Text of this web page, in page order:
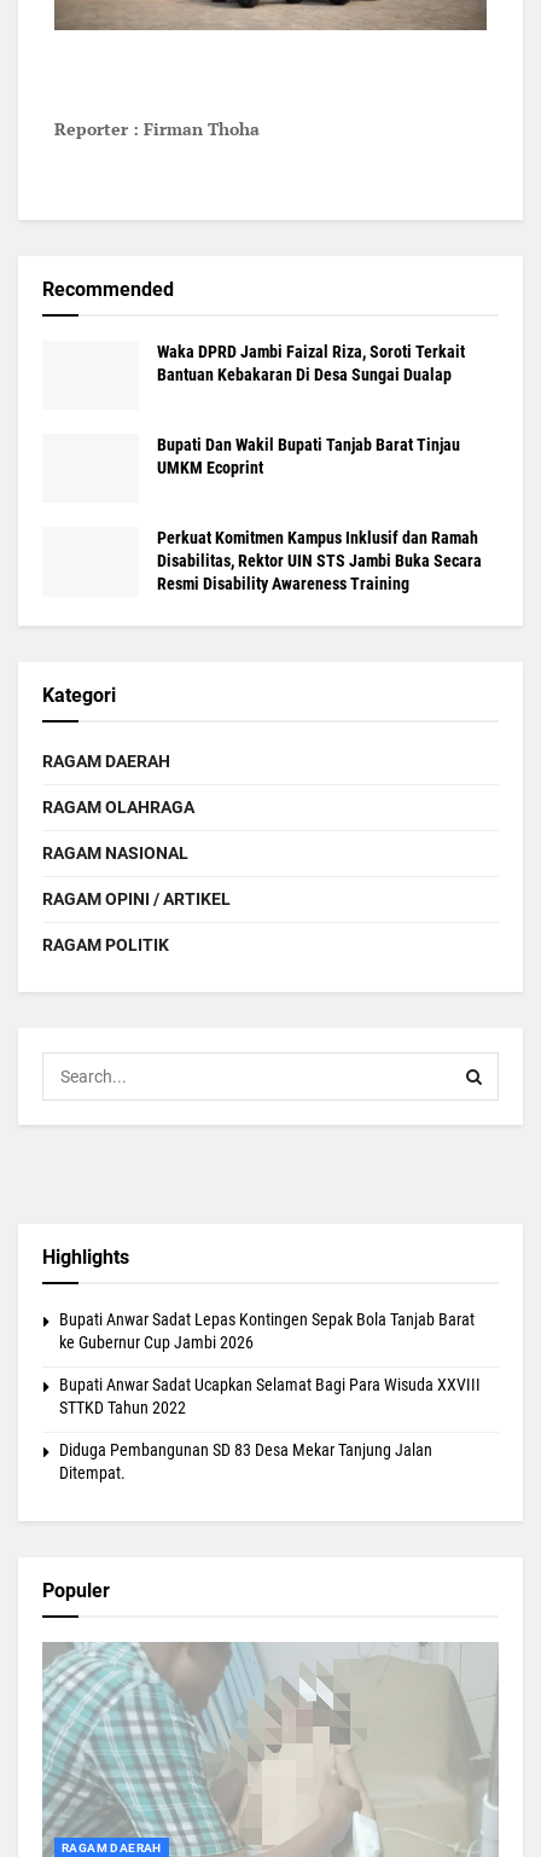
Reporter : Firman Thoha
Recommended
Waka DPRD Jambi Faizal Riza, Soroti Terkait
Bantuan Kebakaran Di Desa Sungai Dualap
Bupati Dan Wakil Bupati Tanjab Barat Tinjau
UMKM Ecoprint
Perkuat Komitmen Kampus Inklusif dan Ramah
Disabilitas, Rektor UIN STS Jambi Buka Secara
Resmi Disability Awareness Training
Kategori
RAGAM DAERAH
RAGAM OLAHRAGA
RAGAM NASIONAL
RAGAM OPINI / ARTIKEL
RAGAM POLITIK
Highlights
Bupati Anwar Sadat Lepas Kontingen Sepak Bola Tanjab Barat
ke Gubernur Cup Jambi 2026
Bupati Anwar Sadat Ucapkan Selamat Bagi Para Wisuda XXVIII
STTKD Tahun 2022
Diduga Pembangunan SD 83 Desa Mekar Tanjung Jalan
Ditempat.
Populer
RAGAM DAERAH